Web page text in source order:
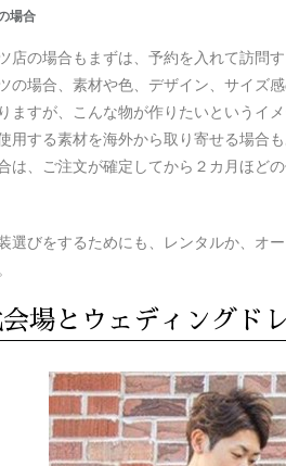
場合
店の場合もまずは、予約を入れて訪問す
の場合、素材や色、デザイン、サイズ
ますが、こんな物が作りたいというイ
用する素材を海外から取り寄せる場合
は、ご注文が確定してから２カ月ほど
選びをするためにも、レンタルか、オ
場とウェディングド